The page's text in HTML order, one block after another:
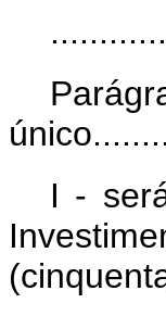
I -